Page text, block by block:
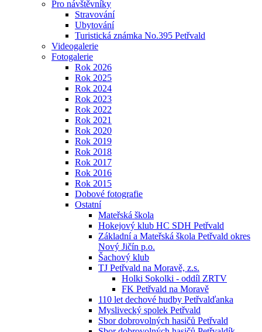
Pro návštěvníky
Stravování
Ubytování
Turistická známka No.395 Petřvald
Videogalerie
Fotogalerie
Rok 2026
Rok 2025
Rok 2024
Rok 2023
Rok 2022
Rok 2021
Rok 2020
Rok 2019
Rok 2018
Rok 2017
Rok 2016
Rok 2015
Dobové fotografie
Ostatní
Mateřská škola
Hokejový klub HC SDH Petřvald
Základní a Mateřská škola Petřvald okres
Nový Jičín p.o.
Šachový klub
TJ Petřvald na Moravě, z.s.
Holki Sokolki - oddíl ZRTV
FK Petřvald na Moravě
110 let dechové hudby Petřvalďanka
Myslivecký spolek Petřvald
Sbor dobrovolných hasičů Petřvald